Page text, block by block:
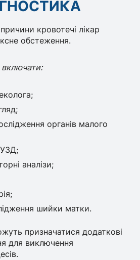
кровотечі лікар
обстеження.
органів малого
УЗД;
аналізи;
шийки матки.
призначатися додаткові
для виключення